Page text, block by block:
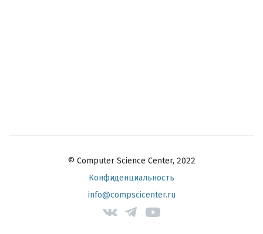
© Computer Science Center, 2022
Конфиденциальность
info@compscicenter.ru